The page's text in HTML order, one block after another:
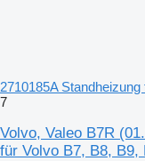
2710185A
7
Volvo, Valeo B7R
für Volvo B7, B8, B9,